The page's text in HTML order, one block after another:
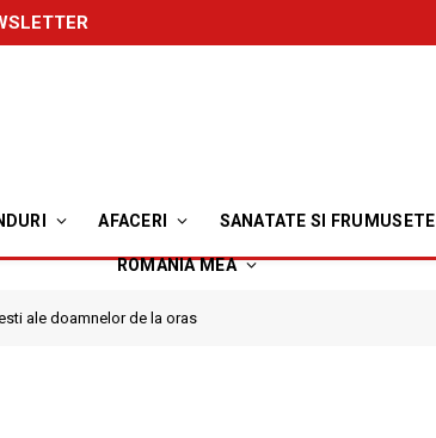
AFACERI SANATATE SI FRUMUSETE
ROMANIA MEA
ale doamnelor de la oras